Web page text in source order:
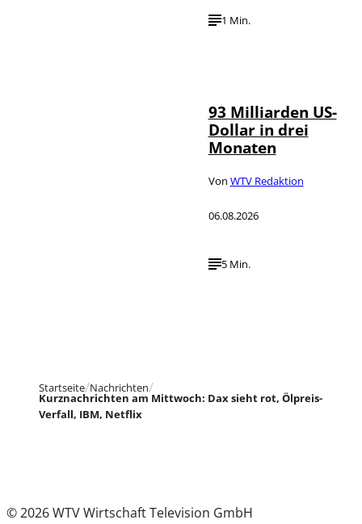
1 Min.
93 Milliarden US-
Dollar in drei
Monaten
Von WTV Redaktion
06.08.2026
5 Min.
Startseite Nachrichten
Kurznachrichten am Mittwoch: Dax sieht rot, Ölpreis-
Verfall, IBM, Netflix
© 2026 WTV Wirtschaft Television GmbH